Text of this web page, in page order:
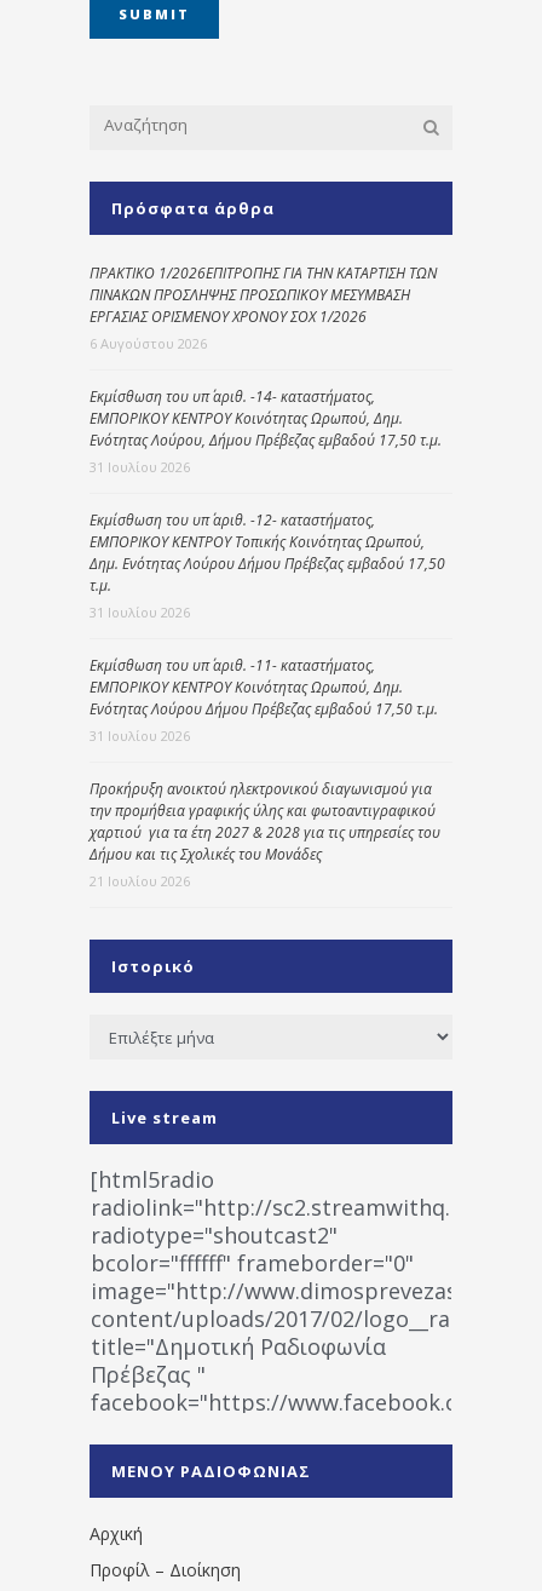
Πρόσφατα άρθρα
ΠΡΑΚΤΙΚΟ 1/2026ΕΠΙΤΡΟΠΗΣ ΓΙΑ ΤΗΝ ΚΑΤΑΡΤΙΣΗ ΤΩΝ
ΠΙΝΑΚΩΝ ΠΡΟΣΛΗΨΗΣ ΠΡΟΣΩΠΙΚΟΥ ΜΕΣΥΜΒΑΣΗ
ΕΡΓΑΣΙΑΣ ΟΡΙΣΜΕΝΟΥ ΧΡΟΝΟΥ ΣΟΧ 1/2026
6 Αυγούστου 2026
Εκμίσθωση του υπ΄ αριθ. -14- καταστήματος,
ΕΜΠΟΡΙΚΟΥ ΚΕΝΤΡΟΥ Κοινότητας Ωρωπού, Δημ.
Ενότητας Λούρου, Δήμου Πρέβεζας εμβαδού 17,50 τ.μ.
31 Ιουλίου 2026
Εκμίσθωση του υπ΄ αριθ. -12- καταστήματος,
ΕΜΠΟΡΙΚΟΥ ΚΕΝΤΡΟΥ Τοπικής Κοινότητας Ωρωπού,
Δημ. Ενότητας Λούρου Δήμου Πρέβεζας εμβαδού 17,50
τ.μ.
31 Ιουλίου 2026
Εκμίσθωση του υπ΄ αριθ. -11- καταστήματος,
ΕΜΠΟΡΙΚΟΥ ΚΕΝΤΡΟΥ Κοινότητας Ωρωπού, Δημ.
Ενότητας Λούρου Δήμου Πρέβεζας εμβαδού 17,50 τ.μ.
31 Ιουλίου 2026
Προκήρυξη ανοικτού ηλεκτρονικού διαγωνισμού για
την προμήθεια γραφικής ύλης και φωτοαντιγραφικού
χαρτιού για τα έτη 2027 & 2028 για τις υπηρεσίες του
Δήμου και τις Σχολικές του Μονάδες
21 Ιουλίου 2026
Ιστορικό
Ιστορικό
Live stream
[html5radio
radiolink="http://
radiotype="shoutcast2"
bcolor="ffffff" frameborder="0"
image="http://www.dimosprevezas.gr/wp-
content/uploads/2017/02/
title="Δημοτική Ραδιοφωνία
Πρέβεζας "
facebook="https://www.facebook.com/
1531194763766854/" artist="" ]
ΜΕΝΟΥ ΡΑΔΙΟΦΩΝΙΑΣ
Αρχική
Προφίλ – Διοίκηση